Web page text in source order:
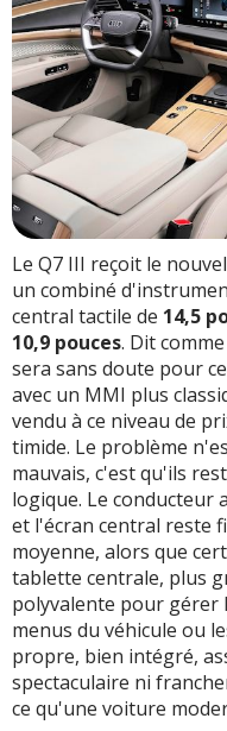
Le Q7 III reçoit le
un combiné
central tactile de 14,5
10,9 pouces. Dit
sera sans doute pour
avec un MMI plus
vendu à ce niveau de
timide. Le problème
mauvais, c'est qu'ils
logique. Le conducteur
et l'écran central reste
moyenne, alors que
tablette centrale, plus
polyvalente pour gérer
menus du véhicule ou
propre, bien intégré,
spectaculaire ni
ce qu'une voiture